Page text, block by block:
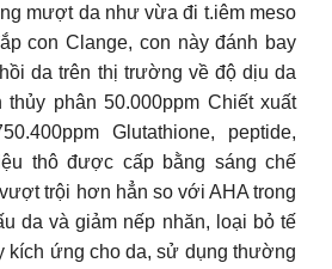
mượt da như vừa đi t.iêm meso
con Clange, con này đánh bay
da trên thị trường về độ dịu da
thủy phân 50.000ppm Chiết xuất
Glutathione, peptide,
thô được cấp bằng sáng chế
trội hơn hẳn so với AHA trong
da và giảm nếp nhăn, loại bỏ tế
kích ứng cho da, sử dụng thường